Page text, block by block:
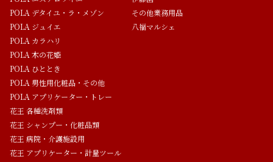
POLA デタイユ・ラ・メゾン
POLA ジュイエ
POLA カラハリ
POLA 木の花姫
POLA ひととき
POLA 男性用化粧品・その他
POLA アプリケーター・トレー
花王 各種洗剤類
花王 シャンプー・化粧品類
花王 病院・介護施設用
花王 アプリケーター・計量ツール
その他業務用品
八福マルシェ